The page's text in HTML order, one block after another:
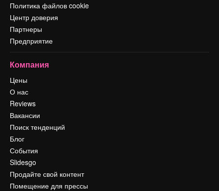
Политика файлов cookie
Центр доверия
Партнеры
Предприятие
Компания
Цены
О нас
Reviews
Вакансии
Поиск тенденций
Блог
События
Slidesgo
Продайте свой контент
Помещение для прессы